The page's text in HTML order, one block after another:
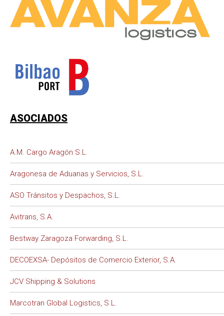
ASOCIADOS
A.M. Cargo Aragón S.L.
Aragonesa de Aduanas y Servicios, S.L.
ASO Tránsitos y Despachos, S.L.
Avitrans, S.A.
Bestway Zaragoza Forwarding, S.L.
DECOEXSA- Depósitos de Comercio Exterior, S.A.
JCV Shipping & Solutions
Marcotran Global Logistics, S.L.